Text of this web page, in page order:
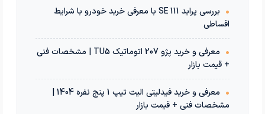
•
بررسی پراید 111 SE با معرفی خرید خودرو با شرایط
اقساطی
•
معرفی و خرید پژو 207 اتوماتیک TU5 | مشخصات فنی
+ قیمت بازار
•
معرفی و خرید فیدلیتی الیت تیپ 1 پنج نفره 1404 |
مشخصات فنی + قیمت بازار